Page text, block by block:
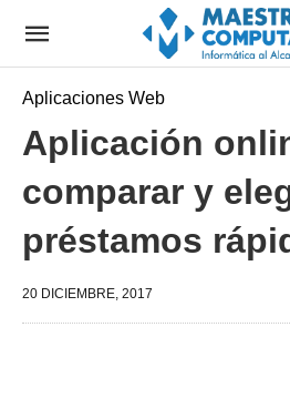
Aplicaciones Web
Aplicación
comparar y
préstamos
20 DICIEMBRE, 2017